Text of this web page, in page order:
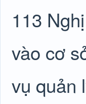
113
vào cơ
vụ quản